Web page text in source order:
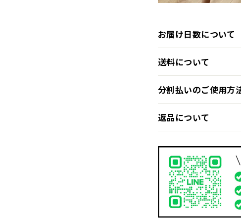
お届け日数について
送料について
分割払いのご使用方
返品について